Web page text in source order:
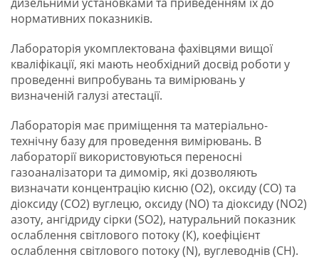
нормативних показників.
Лабораторія укомплектована фахівцями вищої
кваліфікації, які мають необхідний досвід роботи у
проведенні випробувань та вимірювань у
визначеній галузі атестації.
Лабораторія має приміщення та матеріально-
технічну базу для проведення вимірювань. В
лабораторії використовуються переносні
газоаналізатори та димомір, які дозволяють
визначати концентрацію кисню (О2), оксиду (СО) та
діоксиду (СО2) вуглецю, оксиду (NO) та діоксиду (NO2)
азоту, ангідриду сірки (SO2), натуральний показник
ослаблення світлового потоку (К), коефіцієнт
ослаблення світлового потоку (N), вуглеводнів (СН).